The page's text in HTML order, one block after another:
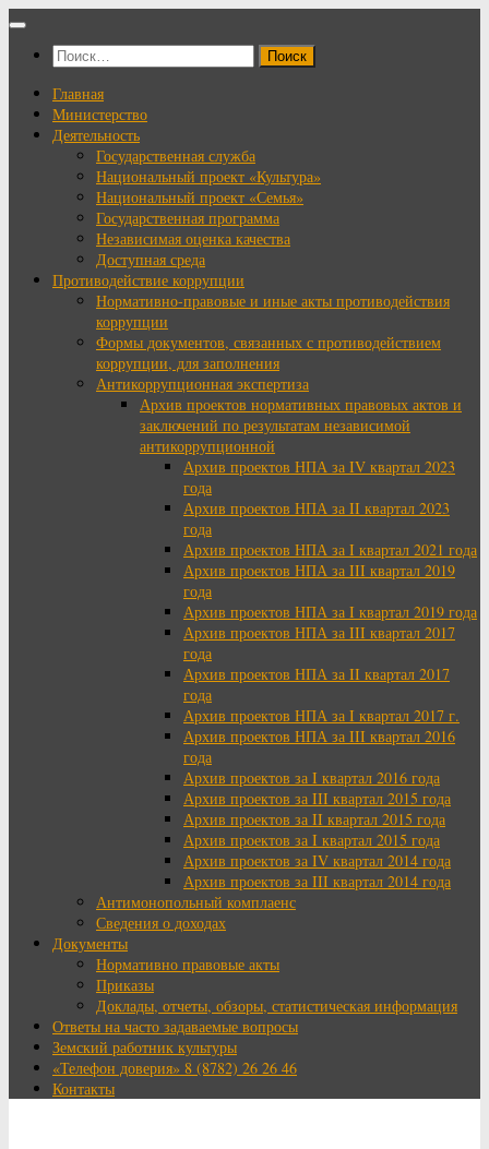
Перейти
содержимому
Найти:
Главная
Министерство
Деятельность
Государственная служба
Национальный проект «Культура»
Национальный проект «Семья»
Государственная программа
Независимая оценка качества
Доступная среда
Противодействие коррупции
Нормативно-правовые и иные акты противодействия
коррупции
Формы документов, связанных с противодействием
коррупции, для заполнения
Антикоррупционная экспертиза
Архив проектов нормативных правовых актов и
заключений по результатам независимой
антикоррупционной
Архив проектов НПА за IV квартал 2023
года
Архив проектов НПА за II квартал 2023
года
Архив проектов НПА за I квартал 2021 года
Архив проектов НПА за III квартал 2019
года
Архив проектов НПА за I квартал 2019 года
Архив проектов НПА за III квартал 2017
года
Архив проектов НПА за II квартал 2017
года
Архив проектов НПА за I квартал 2017 г.
Архив проектов НПА за III квартал 2016
года
Архив проектов за I квартал 2016 года
Архив проектов за III квартал 2015 года
Архив проектов за II квартал 2015 года
Архив проектов за I квартал 2015 года
Архив проектов за IV квартал 2014 года
Архив проектов за III квартал 2014 года
Антимонопольный комплаенс
Сведения о доходах
Документы
Нормативно правовые акты
Приказы
Доклады, отчеты, обзоры, статистическая информация
Ответы на часто задаваемые вопросы
Земский работник культуры
«Телефон доверия» 8 (8782) 26 26 46
Контакты